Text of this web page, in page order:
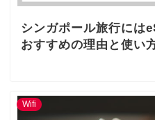
シンガポール旅行には
おすすめの理由と使い
Wifi